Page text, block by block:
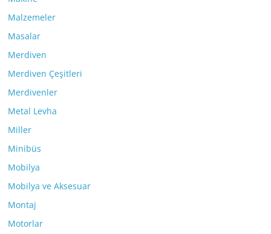
Malzemeler
Masalar
Merdiven
Merdiven Çeşitleri
Merdivenler
Metal Levha
Miller
Minibüs
Mobilya
Mobilya ve Aksesuar
Montaj
Motorlar